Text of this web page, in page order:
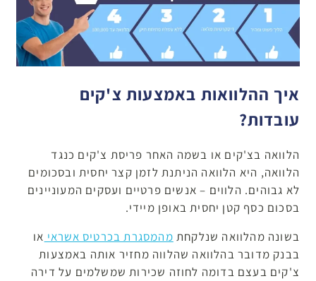
איך ההלוואות באמצעות צ'קים
עובדות?
הלוואה בצ'קים או בשמה האחר פריסת צ'קים כנגד
הלוואה, היא הלוואה הניתנת לזמן קצר יחסית ובסכומים
לא גבוהים. הלווים – אנשים פרטיים ועסקים המעוניינים
בסכום כסף קטן יחסית באופן מיידי.
בשונה מהלוואה שנלקחת מהמסגרת בכרטיס אשראי או
בבנק מדובר בהלוואה שהלווה מחזיר אותה באמצעות
צ'קים בעצם בדומה לחוזה שכירות שמשלמים על דירה